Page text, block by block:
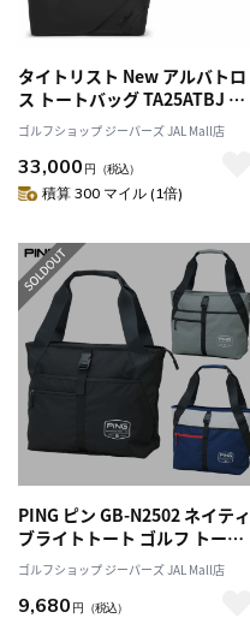
タイトリスト New アルバトロ
ス トートバッグ TA25ATBJ ゴ
ルフ 2025年モデル Titleist 日本
正規品
ゴルフショップ ジーパーズ JAL Mall店
33,000 円 （税込）
積算 300 マイル (1倍)
PING ピン GB-N2502 ネイティ
ブライトトート ゴルフ トート
バッグ 2025年モデル 日本正規
品
ゴルフショップ ジーパーズ JAL Mall店
9,680 円 （税込）